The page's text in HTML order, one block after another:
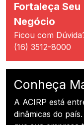
Fortaleça Seu
Negócio
Ficou com
(16) 3512-8000
Conheça
A ACIRP está
dinâmicas do